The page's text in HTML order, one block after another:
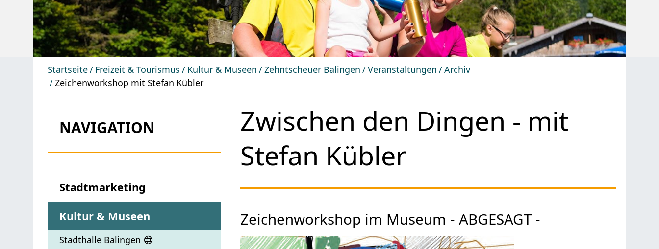
Startseite Freizeit & Tourismus Kultur & Museen Zehntscheuer Balingen Veranstaltungen
Archiv
Zeichenworkshop mit Stefan Kübler
NAVIGATION
Stadtmarketing
Kultur & Museen
Stadthalle Balingen
Zwischen den Dingen - mit
Stefan Kübler
Zeichenworkshop im Museum - ABGESAGT -